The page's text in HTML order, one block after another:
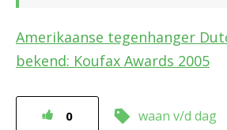
Amerikaanse tegenhanger
bekend: Koufax Awards 2005
0 waan v/d dag